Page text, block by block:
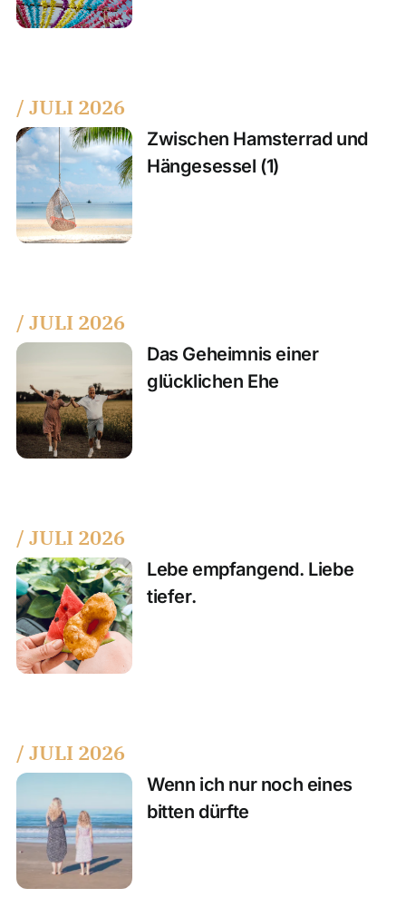
/ JULI 2026
Zwischen Hamsterrad und
Hängesessel (1)
/ JULI 2026
Das Geheimnis einer
glücklichen Ehe
/ JULI 2026
Lebe empfangend. Liebe
tiefer.
/ JULI 2026
Wenn ich nur noch eines
bitten dürfte